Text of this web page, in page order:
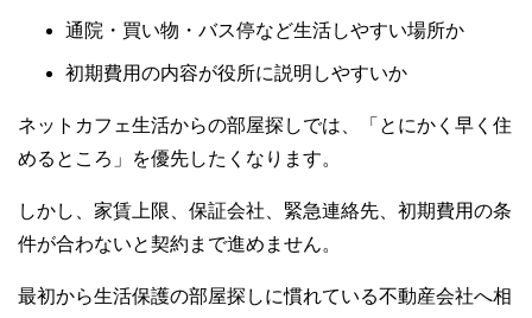
通院・買い物・バス停など生活しやすい場所か
初期費用の内容が役所に説明しやすいか
ネットカフェ生活からの部屋探しでは、「とにかく早く住
めるところ」を優先したくなります。
しかし、家賃上限、保証会社、緊急連絡先、初期費用の条
件が合わないと契約まで進めません。
最初から生活保護の部屋探しに慣れている不動産会社へ相